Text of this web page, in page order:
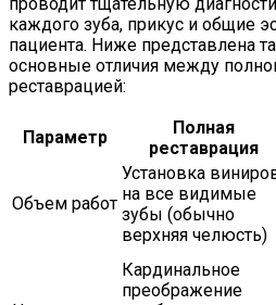
каждого зуба, прикус и общие
пациента. Ниже представлена
основные отличия между
реставрацией:
Параметр
Полная
реставрация
Объем работ
Установка
на все видимые
зубы (обычно
верхняя челюсть)
Кардинальное
преображение